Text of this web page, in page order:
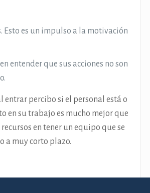
es un impulso a la motivación
entender que sus acciones no son
entrar percibo si el personal está o
en su trabajo es mucho mejor que
en tener un equipo que se
a muy corto plazo.